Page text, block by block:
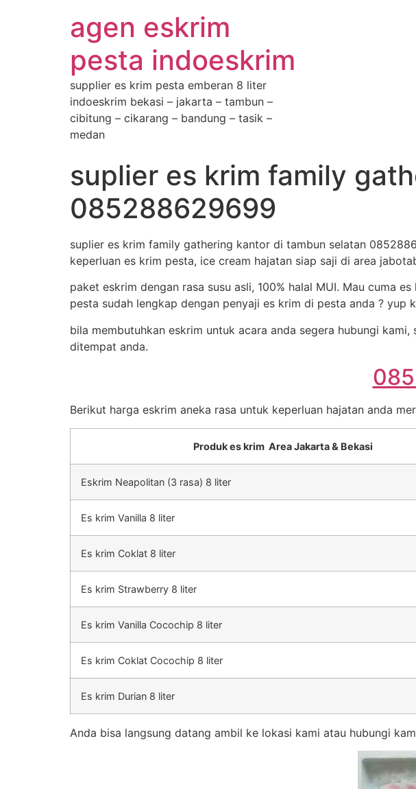
agen eskrim
pesta indoeskrim
supplier es krim pesta emberan 8 liter
indoeskrim bekasi – jakarta – tambun –
cibitung – cikarang – bandung – tasik –
medan
suplier es krim family
085288629699
suplier es krim family gathering kantor di tambun selatan
keperluan es krim pesta, ice cream hajatan siap saji di area
paket eskrim dengan rasa susu asli, 100% halal MUI. Mau cuma
pesta sudah lengkap dengan penyaji es krim di pesta anda ? yup
bila membutuhkan eskrim untuk acara anda segera hubungi
ditempat anda.
Berikut harga eskrim aneka rasa untuk keperluan hajatan anda
Produk es krim Area Jakarta & Bekasi
Eskrim Neapolitan (3 rasa) 8 liter
Es krim Vanilla 8 liter
Es krim Coklat 8 liter
Es krim Strawberry 8 liter
Es krim Vanilla Cocochip 8 liter
Es krim Coklat Cocochip 8 liter
Es krim Durian 8 liter
Anda bisa langsung datang ambil ke lokasi kami atau hubungi